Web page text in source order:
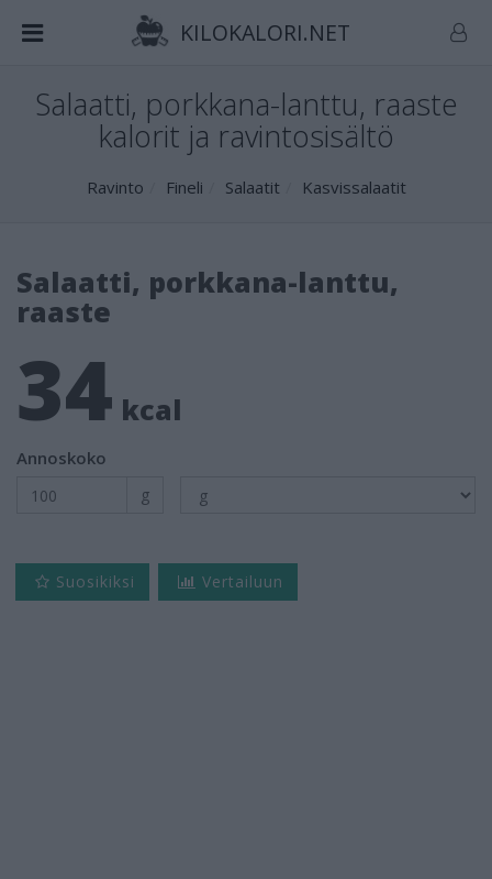
KILOKALORI.NET
Salaatti, porkkana-lanttu, raaste
kalorit ja ravintosisältö
Ravinto Fineli Salaatit Kasvissalaatit
Salaatti, porkkana-lanttu,
raaste
34 kcal
Annoskoko
g
Suosikiksi Vertailuun